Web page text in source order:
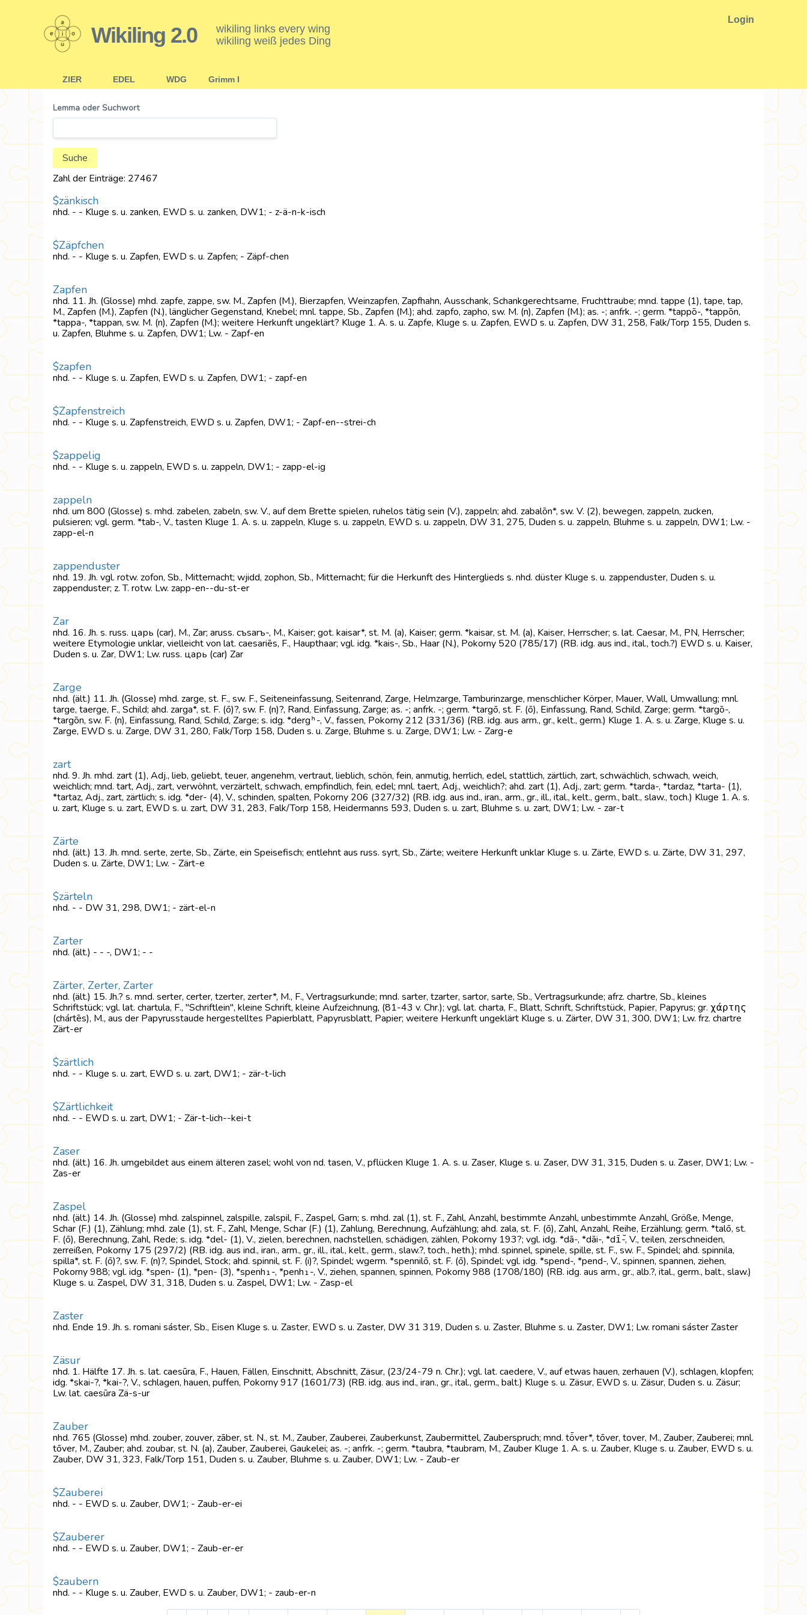
Wikiling 2.0
wikiling links every wing
wikiling weiß jedes Ding
Login
ZIER EDEL WDG Grimm I
Lemma oder Suchwort
Zahl der Einträge: 27467
$zänkisch
nhd. - - Kluge s. u. zanken, EWD s. u. zanken, DW1; - z-ä-n-k-isch
$Zäpfchen
nhd. - - Kluge s. u. Zapfen, EWD s. u. Zapfen; - Zäpf-chen
Zapfen
nhd. 11. Jh. (Glosse) mhd. zapfe, zappe, sw. M., Zapfen (M.), Bierzapfen, Weinzapfen, Zapfhahn, Ausschank, Schankgerechtsame, Fruchttraube; mnd. tappe (1), tape, tap,
M., Zapfen (M.), Zapfen (N.), länglicher Gegenstand, Knebel; mnl. tappe, Sb., Zapfen (M.); ahd. zapfo, zapho, sw. M. (n), Zapfen (M.); as. -; anfrk. -; germ. *tappō-, *tappōn,
*tappa-, *tappan, sw. M. (n), Zapfen (M.); weitere Herkunft ungeklärt? Kluge 1. A. s. u. Zapfe, Kluge s. u. Zapfen, EWD s. u. Zapfen, DW 31, 258, Falk/Torp 155, Duden s.
u. Zapfen, Bluhme s. u. Zapfen, DW1; Lw. - Zapf-en
$zapfen
nhd. - - Kluge s. u. Zapfen, EWD s. u. Zapfen, DW1; - zapf-en
$Zapfenstreich
nhd. - - Kluge s. u. Zapfenstreich, EWD s. u. Zapfen, DW1; - Zapf-en--strei-ch
$zappelig
nhd. - - Kluge s. u. zappeln, EWD s. u. zappeln, DW1; - zapp-el-ig
zappeln
nhd. um 800 (Glosse) s. mhd. zabelen, zabeln, sw. V., auf dem Brette spielen, ruhelos tätig sein (V.), zappeln; ahd. zabalōn*, sw. V. (2), bewegen, zappeln, zucken,
pulsieren; vgl. germ. *tab-, V., tasten Kluge 1. A. s. u. zappeln, Kluge s. u. zappeln, EWD s. u. zappeln, DW 31, 275, Duden s. u. zappeln, Bluhme s. u. zappeln, DW1; Lw. -
zapp-el-n
zappenduster
nhd. 19. Jh. vgl. rotw. zofon, Sb., Mitternacht; wjidd, zophon, Sb., Mitternacht; für die Herkunft des Hinterglieds s. nhd. düster Kluge s. u. zappenduster, Duden s. u.
zappenduster; z. T. rotw. Lw. zapp-en--du-st-er
Zar
nhd. 16. Jh. s. russ. царь (car), M., Zar; aruss. cъsarъ-, M., Kaiser; got. kaisar*, st. M. (a), Kaiser; germ. *kaisar, st. M. (a), Kaiser, Herrscher; s. lat. Caesar, M., PN, Herrscher;
weitere Etymologie unklar, vielleicht von lat. caesariēs, F., Haupthaar; vgl. idg. *kais-, Sb., Haar (N.), Pokorny 520 (785/17) (RB. idg. aus ind., ital., toch.?) EWD s. u. Kaiser,
Duden s. u. Zar, DW1; Lw. russ. царь (car) Zar
Zarge
nhd. (ält.) 11. Jh. (Glosse) mhd. zarge, st. F., sw. F., Seiteneinfassung, Seitenrand, Zarge, Helmzarge, Tamburinzarge, menschlicher Körper, Mauer, Wall, Umwallung; mnl.
targe, taerge, F., Schild; ahd. zarga*, st. F. (ō)?, sw. F. (n)?, Rand, Einfassung, Zarge; as. -; anfrk. -; germ. *targō, st. F. (ō), Einfassung, Rand, Schild, Zarge; germ. *targō-,
*targōn, sw. F. (n), Einfassung, Rand, Schild, Zarge; s. idg. *dergʰ-, V., fassen, Pokorny 212 (331/36) (RB. idg. aus arm., gr., kelt., germ.) Kluge 1. A. s. u. Zarge, Kluge s. u.
Zarge, EWD s. u. Zarge, DW 31, 280, Falk/Torp 158, Duden s. u. Zarge, Bluhme s. u. Zarge, DW1; Lw. - Zarg-e
zart
nhd. 9. Jh. mhd. zart (1), Adj., lieb, geliebt, teuer, angenehm, vertraut, lieblich, schön, fein, anmutig, herrlich, edel, stattlich, zärtlich, zart, schwächlich, schwach, weich,
weichlich; mnd. tart, Adj., zart, verwöhnt, verzärtelt, schwach, empfindlich, fein, edel; mnl. taert, Adj., weichlich?; ahd. zart (1), Adj., zart; germ. *tarda-, *tardaz, *tarta- (1),
*tartaz, Adj., zart, zärtlich; s. idg. *der- (4), V., schinden, spalten, Pokorny 206 (327/32) (RB. idg. aus ind., iran., arm., gr., ill., ital., kelt., germ., balt., slaw., toch.) Kluge 1. A. s.
u. zart, Kluge s. u. zart, EWD s. u. zart, DW 31, 283, Falk/Torp 158, Heidermanns 593, Duden s. u. zart, Bluhme s. u. zart, DW1; Lw. - zar-t
Zärte
nhd. (ält.) 13. Jh. mnd. serte, zerte, Sb., Zärte, ein Speisefisch; entlehnt aus russ. syrt, Sb., Zärte; weitere Herkunft unklar Kluge s. u. Zärte, EWD s. u. Zärte, DW 31, 297,
Duden s. u. Zärte, DW1; Lw. - Zärt-e
$zärteln
nhd. - - DW 31, 298, DW1; - zärt-el-n
Zarter
nhd. (ält.) - - -, DW1; - -
Zärter, Zerter, Zarter
nhd. (ält.) 15. Jh.? s. mnd. serter, certer, tzerter, zerter*, M., F., Vertragsurkunde; mnd. sarter, tzarter, sartor, sarte, Sb., Vertragsurkunde; afrz. chartre, Sb., kleines
Schriftstück; vgl. lat. chartula, F., "Schriftlein", kleine Schrift, kleine Aufzeichnung, (81-43 v. Chr.); vgl. lat. charta, F., Blatt, Schrift, Schriftstück, Papier, Papyrus; gr. χάρτης
(chártēs), M., aus der Papyrusstaude hergestelltes Papierblatt, Papyrusblatt, Papier; weitere Herkunft ungeklärt Kluge s. u. Zärter, DW 31, 300, DW1; Lw. frz. chartre
Zärt-er
$zärtlich
nhd. - - Kluge s. u. zart, EWD s. u. zart, DW1; - zär-t-lich
$Zärtlichkeit
nhd. - - EWD s. u. zart, DW1; - Zär-t-lich--kei-t
Zaser
nhd. (ält.) 16. Jh. umgebildet aus einem älteren zasel; wohl von nd. tasen, V., pflücken Kluge 1. A. s. u. Zaser, Kluge s. u. Zaser, DW 31, 315, Duden s. u. Zaser, DW1; Lw. -
Zas-er
Zaspel
nhd. (ält.) 14. Jh. (Glosse) mhd. zalspinnel, zalspille, zalspil, F., Zaspel, Garn; s. mhd. zal (1), st. F., Zahl, Anzahl, bestimmte Anzahl, unbestimmte Anzahl, Größe, Menge,
Schar (F.) (1), Zählung; mhd. zale (1), st. F., Zahl, Menge, Schar (F.) (1), Zahlung, Berechnung, Aufzählung; ahd. zala, st. F. (ō), Zahl, Anzahl, Reihe, Erzählung; germ. *talō, st.
F. (ō), Berechnung, Zahl, Rede; s. idg. *del- (1), V., zielen, berechnen, nachstellen, schädigen, zählen, Pokorny 193?; vgl. idg. *dā-, *dāi-, *dī̆-, V., teilen, zerschneiden,
zerreißen, Pokorny 175 (297/2) (RB. idg. aus ind., iran., arm., gr., ill., ital., kelt., germ., slaw.?, toch., heth.); mhd. spinnel, spinele, spille, st. F., sw. F., Spindel; ahd. spinnila,
spilla*, st. F. (ō)?, sw. F. (n)?, Spindel, Stock; ahd. spinnil, st. F. (i)?, Spindel; wgerm. *spennilō, st. F. (ō), Spindel; vgl. idg. *spend-, *pend-, V., spinnen, spannen, ziehen,
Pokorny 988; vgl. idg. *spen- (1), *pen- (3), *spenh₁-, *penh₁-, V., ziehen, spannen, spinnen, Pokorny 988 (1708/180) (RB. idg. aus arm., gr., alb.?, ital., germ., balt., slaw.)
Kluge s. u. Zaspel, DW 31, 318, Duden s. u. Zaspel, DW1; Lw. - Zasp-el
Zaster
nhd. Ende 19. Jh. s. romani sáster, Sb., Eisen Kluge s. u. Zaster, EWD s. u. Zaster, DW 31 319, Duden s. u. Zaster, Bluhme s. u. Zaster, DW1; Lw. romani sáster Zaster
Zäsur
nhd. 1. Hälfte 17. Jh. s. lat. caesūra, F., Hauen, Fällen, Einschnitt, Abschnitt, Zäsur, (23/24-79 n. Chr.); vgl. lat. caedere, V., auf etwas hauen, zerhauen (V.), schlagen, klopfen;
idg. *skai-?, *kai-?, V., schlagen, hauen, puffen, Pokorny 917 (1601/73) (RB. idg. aus ind., iran., gr., ital., germ., balt.) Kluge s. u. Zäsur, EWD s. u. Zäsur, Duden s. u. Zäsur;
Lw. lat. caesūra Zä-s-ur
Zauber
nhd. 765 (Glosse) mhd. zouber, zouver, zāber, st. N., st. M., Zauber, Zauberei, Zauberkunst, Zaubermittel, Zauberspruch; mnd. tȫver*, tōver, tover, M., Zauber, Zauberei; mnl.
tōver, M., Zauber; ahd. zoubar, st. N. (a), Zauber, Zauberei, Gaukelei; as. -; anfrk. -; germ. *taubra, *taubram, M., Zauber Kluge 1. A. s. u. Zauber, Kluge s. u. Zauber, EWD s. u.
Zauber, DW 31, 323, Falk/Torp 151, Duden s. u. Zauber, Bluhme s. u. Zauber, DW1; Lw. - Zaub-er
$Zauberei
nhd. - - EWD s. u. Zauber, DW1; - Zaub-er-ei
$Zauberer
nhd. - - EWD s. u. Zauber, DW1; - Zaub-er-er
$zaubern
nhd. - - Kluge s. u. Zauber, EWD s. u. Zauber, DW1; - zaub-er-n